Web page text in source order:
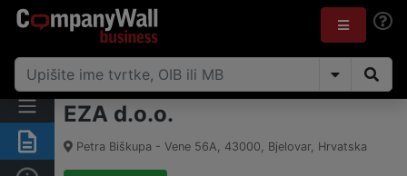
Sažetak
EZA d.o.o.
Petra Biškupa - Vene 56A, 43000, Bjelovar, Hrvatska